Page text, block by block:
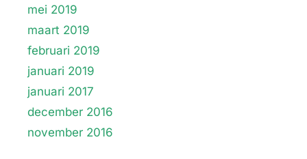
mei 2019
maart 2019
februari 2019
januari 2019
januari 2017
december 2016
november 2016